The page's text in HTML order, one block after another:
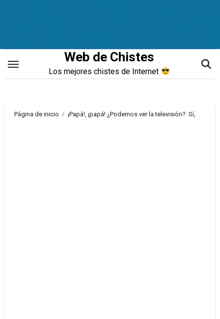
Web de Chistes
Los mejores chistes de Internet
Página de inicio ¡Papá!, ¡papá! ¿Podemos ver la televisión?. Sí,